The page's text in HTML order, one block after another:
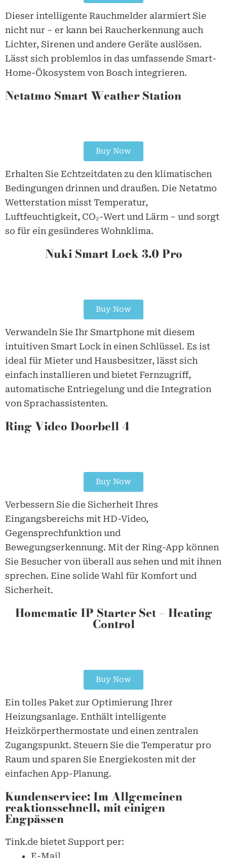
Dieser intelligente Rauchmelder alarmiert Sie
nicht nur – er kann bei Raucherkennung auch
Lichter, Sirenen und andere Geräte auslösen.
Lässt sich problemlos in das umfassende Smart-
Home-Ökosystem von Bosch integrieren.
Netatmo Smart Weather Station
Buy Now
Erhalten Sie Echtzeitdaten zu den klimatischen
Bedingungen drinnen und draußen. Die Netatmo
Wetterstation misst Temperatur,
Luftfeuchtigkeit, CO₂-Wert und Lärm – und sorgt
so für ein gesünderes Wohnklima.
Nuki Smart Lock 3.0 Pro
Buy Now
Verwandeln Sie Ihr Smartphone mit diesem
intuitiven Smart Lock in einen Schlüssel. Es ist
ideal für Mieter und Hausbesitzer, lässt sich
einfach installieren und bietet Fernzugriff,
automatische Entriegelung und die Integration
von Sprachassistenten.
Ring Video Doorbell 4
Buy Now
Verbessern Sie die Sicherheit Ihres
Eingangsbereichs mit HD-Video,
Gegensprechfunktion und
Bewegungserkennung. Mit der Ring-App können
Sie Besucher von überall aus sehen und mit ihnen
sprechen. Eine solide Wahl für Komfort und
Sicherheit.
Homematic IP Starter Set – Heating
Control
Buy Now
Ein tolles Paket zur Optimierung Ihrer
Heizungsanlage. Enthält intelligente
Heizkörperthermostate und einen zentralen
Zugangspunkt. Steuern Sie die Temperatur pro
Raum und sparen Sie Energiekosten mit der
einfachen App-Planung.
Kundenservice: Im Allgemeinen
reaktionsschnell, mit einigen
Engpässen
Tink.de bietet Support per:
E-Mail